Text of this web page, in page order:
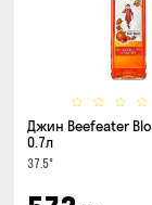
Джин Beefeater
0.7л
37.5°